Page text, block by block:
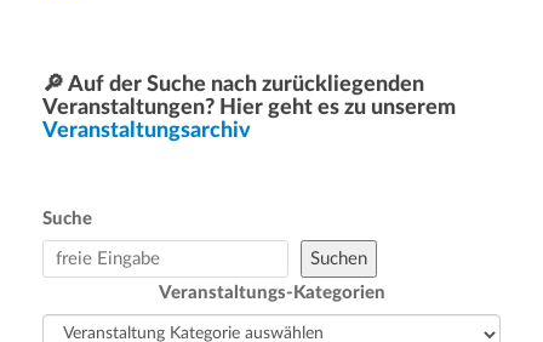
🔎 Auf der Suche nach zurückliegenden
Veranstaltungen? Hier geht es zu unserem
Veranstaltungsarchiv
Suche
Suchen
Veranstaltungs-Kategorien